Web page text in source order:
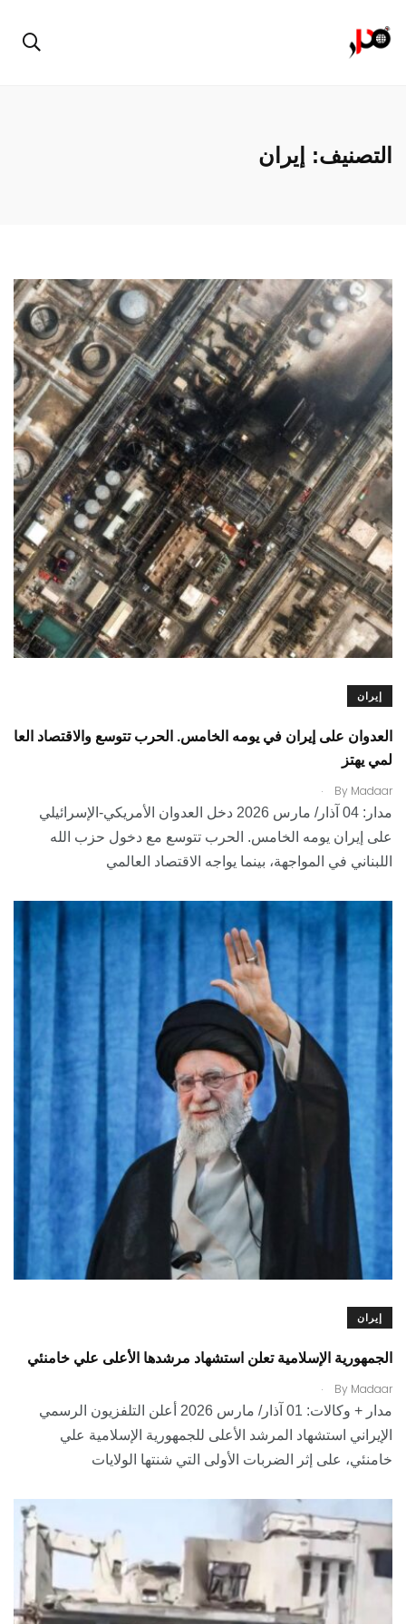
التصنيف: إيران
إيران
العدوان على إيران في يومه الخامس. الحرب تتوسع والاقتصاد العا
لمي يهتز
By Madaar
.
مدار: 04 آذار/ مارس 2026 دخل العدوان الأمريكي-الإسرائيلي
على إيران يومه الخامس. الحرب تتوسع مع دخول حزب الله
اللبناني في المواجهة، بينما يواجه الاقتصاد العالمي
إيران
الجمهورية الإسلامية تعلن استشهاد مرشدها الأعلى علي خامنئي
By Madaar
.
مدار + وكالات: 01 آذار/ مارس 2026 أعلن التلفزيون الرسمي
الإيراني استشهاد المرشد الأعلى للجمهورية الإسلامية علي
خامنئي، على إثر الضربات الأولى التي شنتها الولايات